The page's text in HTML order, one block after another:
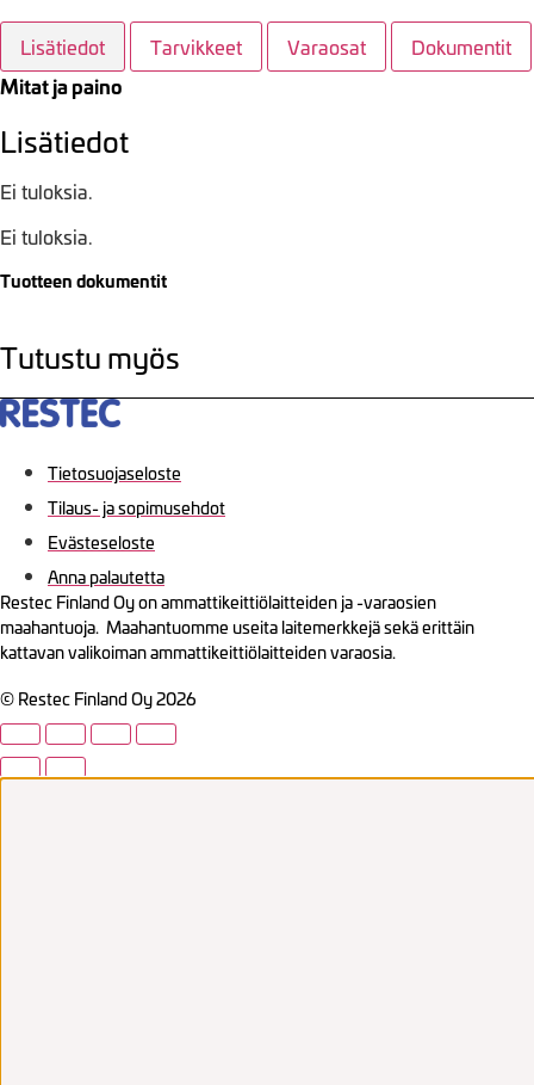
Lisätiedot Tarvikkeet Varaosat Dokumentit
Mitat ja paino
Lisätiedot
Ei tuloksia.
Ei tuloksia.
Tuotteen dokumentit
Tutustu myös
Tietosuojaseloste
Tilaus- ja sopimusehdot
Evästeseloste
Anna palautetta
Restec Finland Oy on ammattikeittiölaitteiden ja -varaosien
maahantuoja. Maahantuomme useita laitemerkkejä sekä erittäin
kattavan valikoiman ammattikeittiölaitteiden varaosia.
© Restec Finland Oy 2026